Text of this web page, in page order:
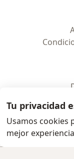
Tu privacidad
Usamos cookies
mejor